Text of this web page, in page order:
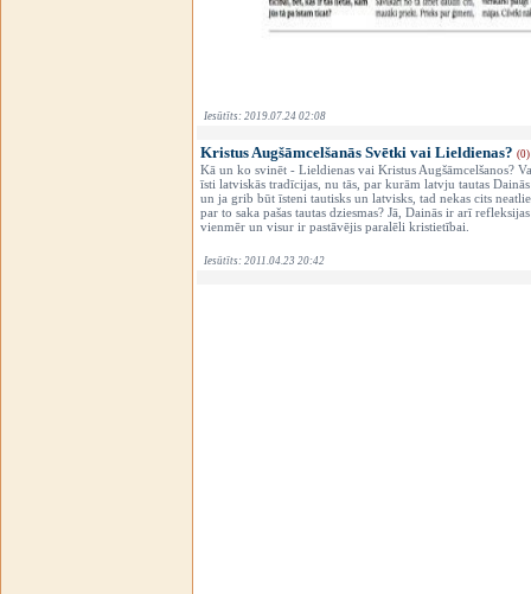
Iesūtīts: 2019.07.24 02:08
Kristus Augšāmcelšanās Svētki vai Lieldienas? (0)
Kā un ko svinēt - Lieldienas vai Kristus Augšāmcelšanos?
īsti latviskās tradīcijas, nu tās, par kurām latvju tautas
un ja grib būt īsteni tautisks un latvisks, tad nekas cits
par to saka pašas tautas dziesmas? Jā, Dainās ir arī
vienmēr un visur ir pastāvējis paralēli kristietībai.
Iesūtīts: 2011.04.23 20:42